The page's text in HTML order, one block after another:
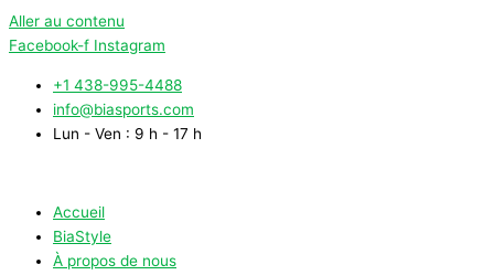
Aller au contenu
Facebook-f Instagram
+1 438-995-4488
info@biasports.com
Lun - Ven : 9 h - 17 h
Accueil
BiaStyle
À propos de nous